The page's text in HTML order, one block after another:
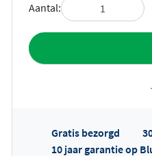
Aantal:
Toevoegen aan
Gratis bezorgd
10 jaar garantie op